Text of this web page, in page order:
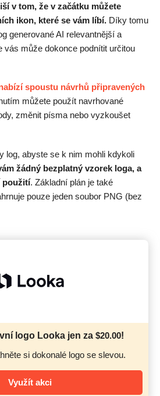
v tom, že v začátku můžete
ikon, které se vám líbí. Díky tomu
generované AI relevantnější a
vás může dokonce podnítit určitou
spoustu návrhů připravených
můžete použít navrhované
změnit písma nebo vyzkoušet
log, abyste se k nim mohli kdykoli
žádný bezplatný vzorek loga, a
použití. Základní plán je také
pouze jeden soubor PNG (bez
logo Looka jen za $20.00!
si dokonalé logo se slevou.
Využít akci